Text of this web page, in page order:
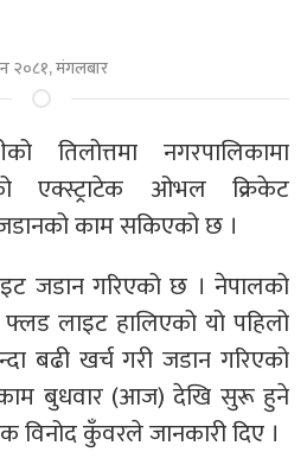
२०८१, मंगलबार
तिलोत्तमा नगरपालिकामा
एक्स्ट्राटेक ओभल क्रिकेट
काम सकिएको छ ।
जडान गरिएको छ । नेपालको
लाइट हालिएको यो पहिलो
बढी खर्च गरी जडान गरिएको
बुधवार (आज) देखि सुरू हुने
विनोद कुँवरले जानकारी दिए ।